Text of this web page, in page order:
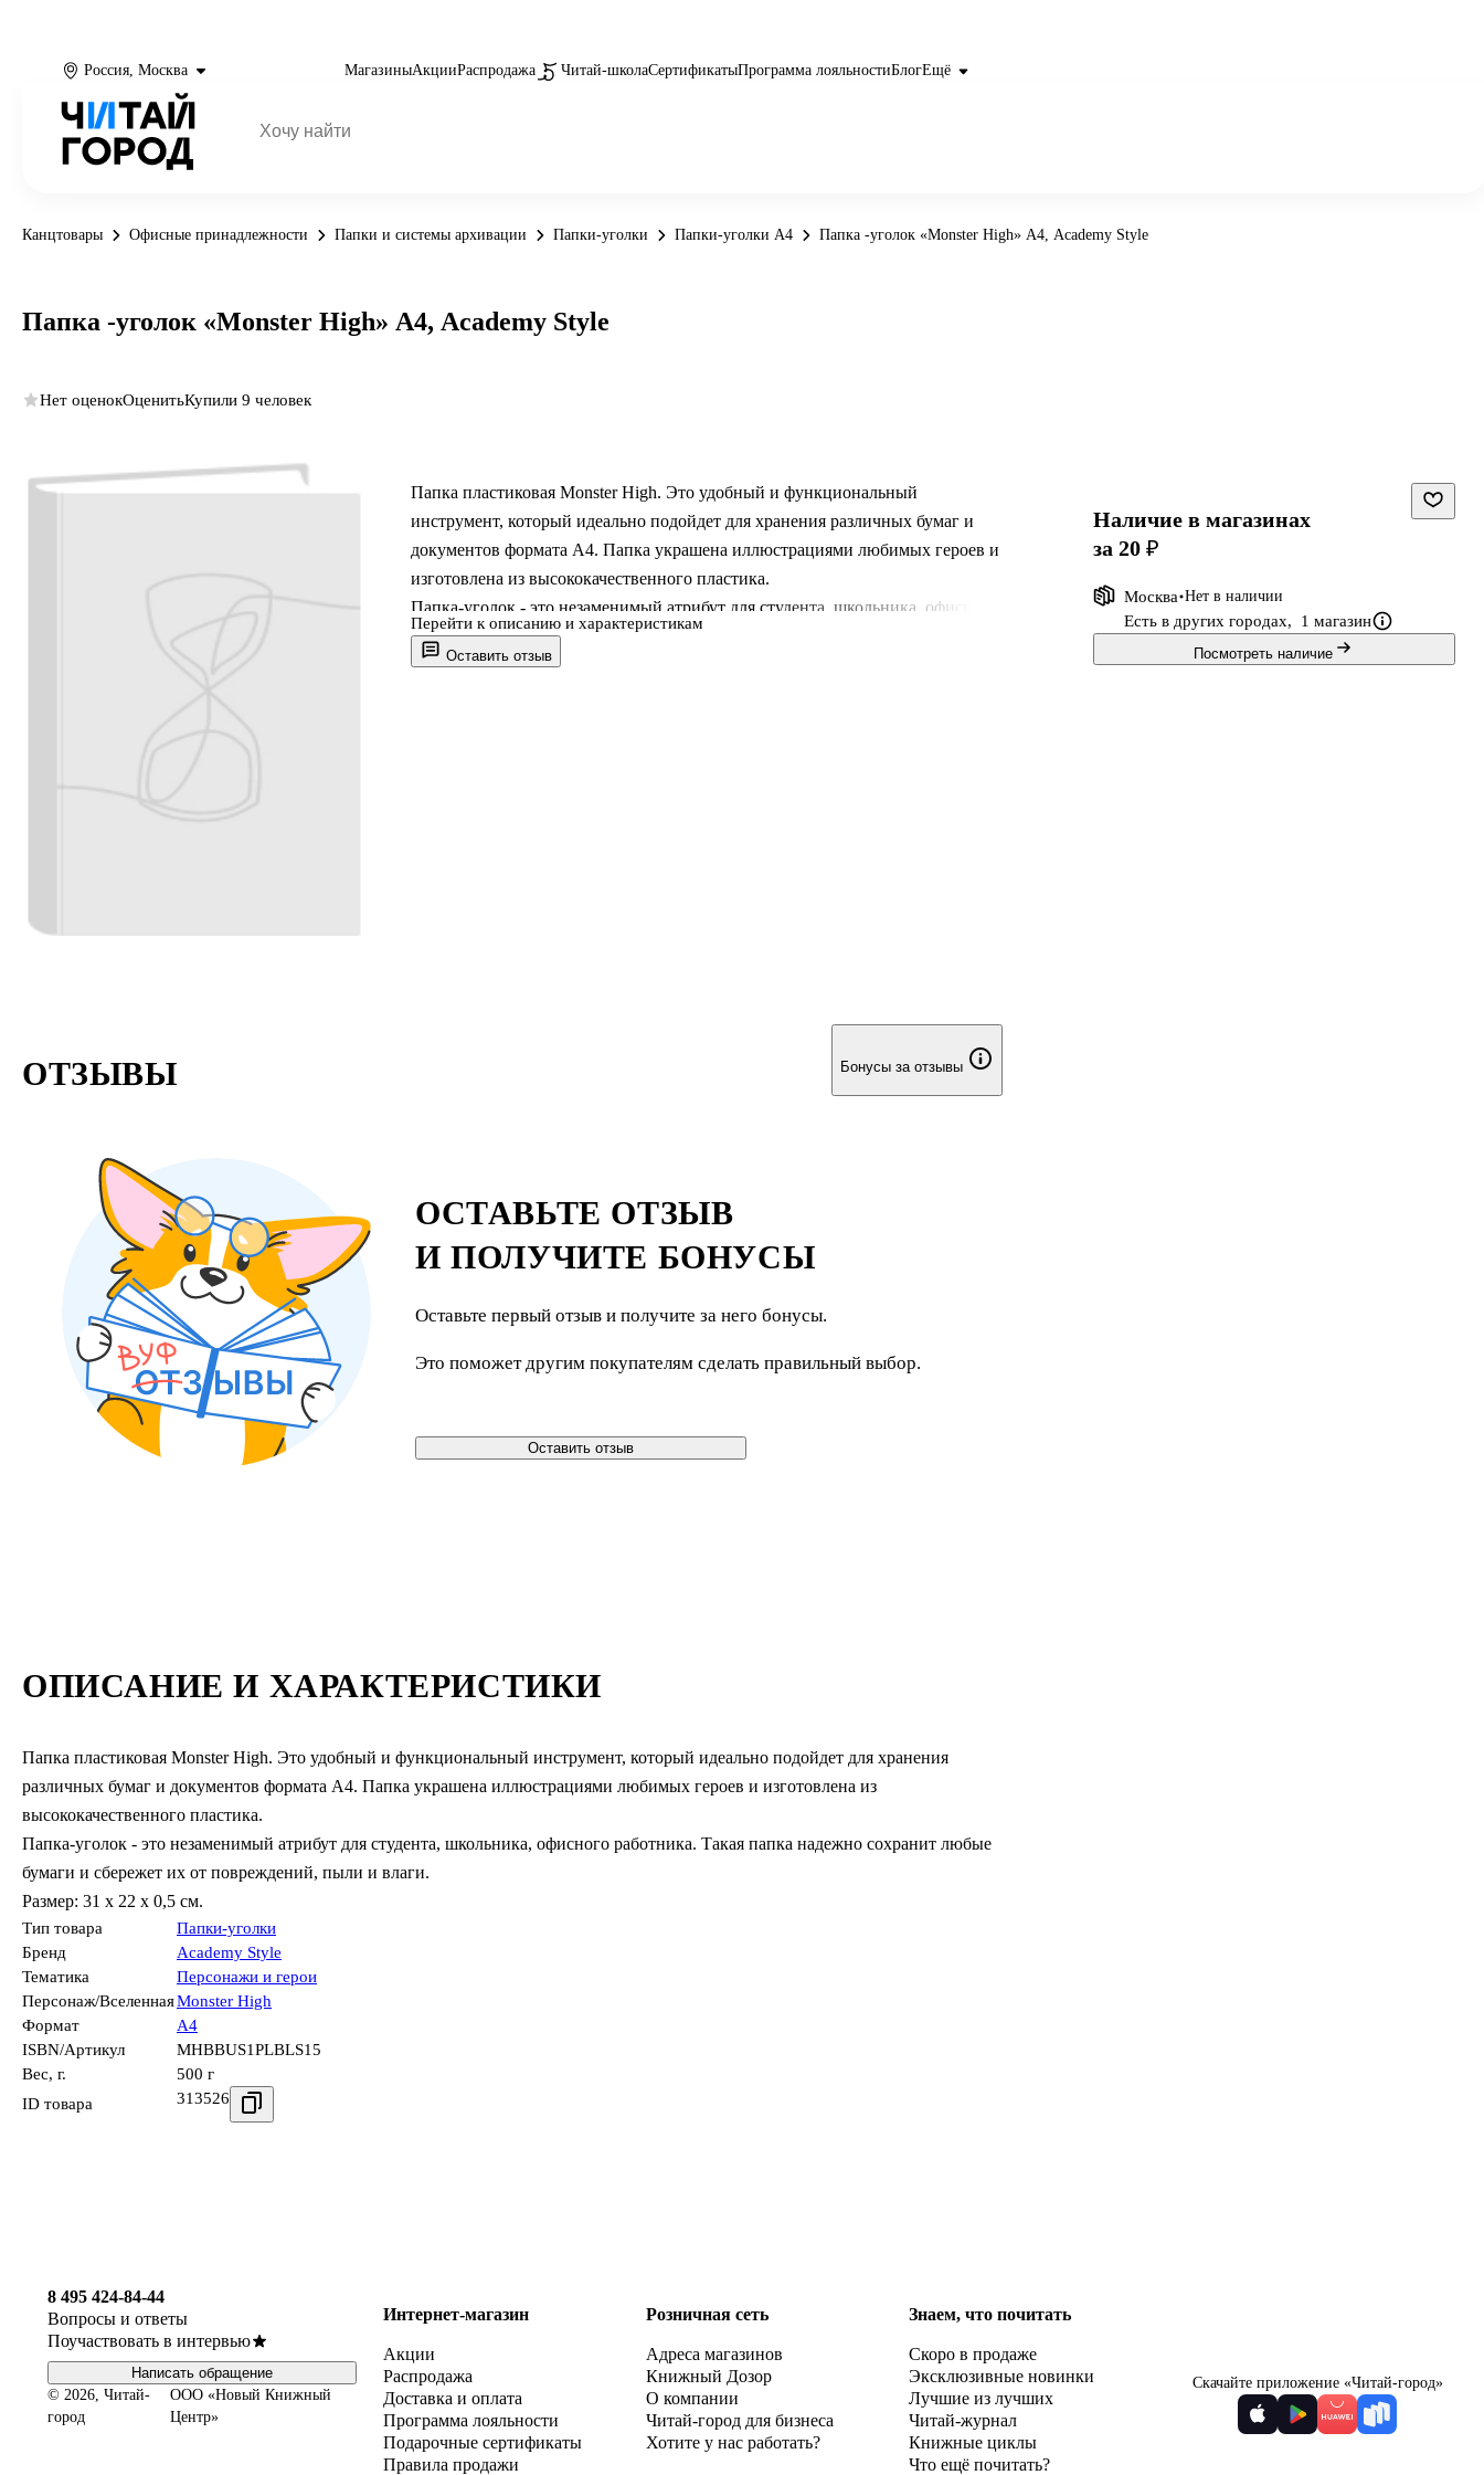
Россия, Москва МагазиныАкцииРаспродажа Читай-школаСертификатыПрограмма лояльностиБлогЕщё
Канцтовары Офисные принадлежности Папки и системы архивации Папки-уголки Папки-уголки А4 Папка -уголок «Monster High» А4, Academy Style
Оставить отзыв
Папка пластиковая Monster High. Это удобный и функциональный
инструмент, который идеально подойдет для хранения различных бумаг и
документов формата А4. Папка украшена иллюстрациями любимых героев и
изготовлена из высококачественного пластика.
Папка-уголок - это незаменимый атрибут для студента, школьника, офисного
работника. Такая папка надежно сохранит любые бумаги и сбережет их от
повреждений, пыли и влаги.
Перейти к описанию и характеристикам
Папка -уголок «Monster High» А4, Academy Style
Нет оценокОценитьКупили 9 человек
Наличие в магазинах
за 20 ₽
Москва Нет в наличии
Есть в других городах, 1 магазин
Посмотреть наличие
ОПИСАНИЕ И ХАРАКТЕРИСТИКИ
Папка пластиковая Monster High. Это удобный и функциональный инструмент, который идеально подойдет для хранения
различных бумаг и документов формата А4. Папка украшена иллюстрациями любимых героев и изготовлена из
высококачественного пластика.
Папка-уголок - это незаменимый атрибут для студента, школьника, офисного работника. Такая папка надежно сохранит любые
бумаги и сбережет их от повреждений, пыли и влаги.
Размер: 31 х 22 х 0,5 см.
Тип товара
Папки-уголки
Бренд
Academy Style
Тематика
Персонажи и герои
Персонаж/ВселеннаяMonster High
Формат
А4
ISBN/Артикул
MHBBUS1PLBLS15
Вес, г.
500 г
ID товара
313526
ОТЗЫВЫ Бонусы за отзывы
ОСТАВЬТЕ ОТЗЫВ
И ПОЛУЧИТЕ БОНУСЫ
Оставьте первый отзыв и получите за него бонусы.
Это поможет другим покупателям сделать правильный выбор.
Оставить отзыв
8 495 424-84-44
Вопросы и ответы
Поучаствовать в интервью
Написать обращение
© 2026, Читай-
город
ООО «Новый Книжный
Центр»
Интернет-магазин
Акции
Распродажа
Доставка и оплата
Программа лояльности
Подарочные сертификаты
Правила продажи
Розничная сеть
Адреса магазинов
Книжный Дозор
О компании
Читай-город для бизнеса
Хотите у нас работать?
Знаем, что почитать
Скоро в продаже
Эксклюзивные новинки
Лучшие из лучших
Читай-журнал
Книжные циклы
Что ещё почитать?
Скачайте приложение «Читай-город»